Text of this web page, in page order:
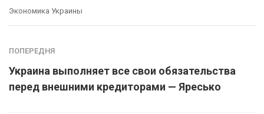
Экономика Украины
ПОПЕРЕДНЯ
Украина выполняет все свои обязательства
перед внешними кредиторами — Яресько